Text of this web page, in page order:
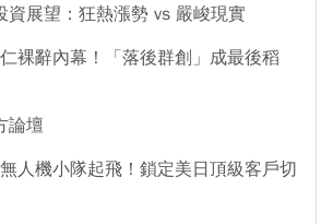
展望：狂熱漲勢 vs 嚴峻現實
裸辭內幕！「落後群創」成最後稻
論壇
人機小隊起飛！鎖定美日頂級客戶切